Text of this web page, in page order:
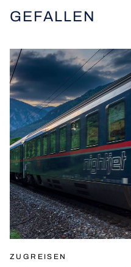
GEFALLEN
ZUGREISEN